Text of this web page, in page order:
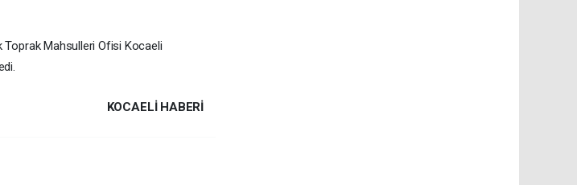
Toprak Mahsulleri Ofisi Kocaeli
KOCAELI HABERİ